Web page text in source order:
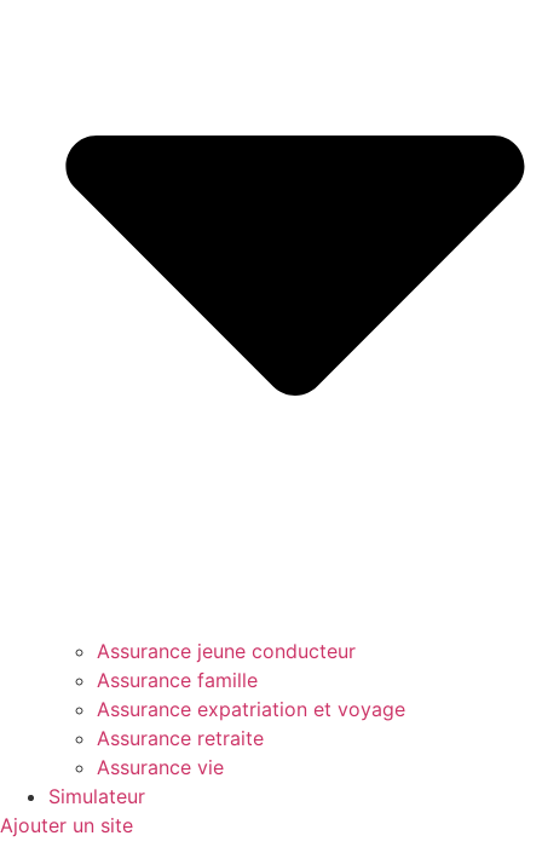
Assurance jeune conducteur
Assurance famille
Assurance expatriation et voyage
Assurance retraite
Assurance vie
Simulateur
Ajouter un site